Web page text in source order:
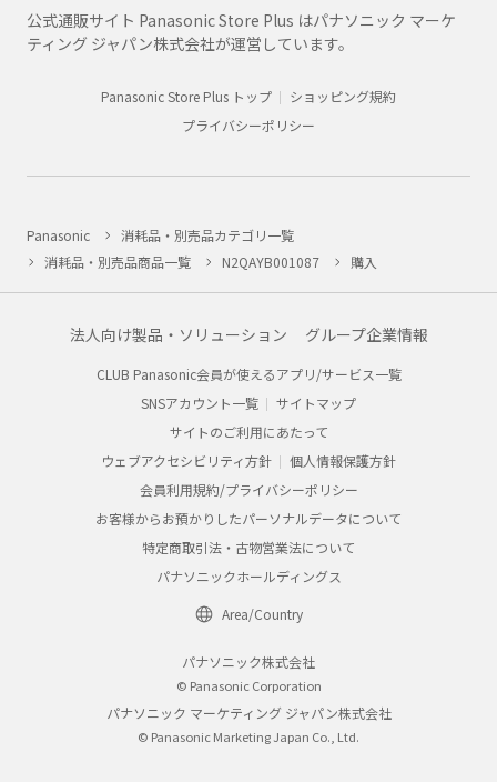
公式通販サイト Panasonic Store Plus はパナソニック マーケ
ティング ジャパン株式会社が運営しています。
Panasonic Store Plus トップ
ショッピング規約
プライバシーポリシー
Panasonic
消耗品・別売品カテゴリ一覧
消耗品・別売品商品一覧
N2QAYB001087 購入
法人向け製品・ソリューション グループ企業情報
CLUB Panasonic会員が使えるアプリ/サービス一覧
SNSアカウント一覧
サイトマップ
サイトのご利用にあたって
ウェブアクセシビリティ方針
個人情報保護方針
会員利用規約/プライバシーポリシー
お客様からお預かりしたパーソナルデータについて
特定商取引法・古物営業法について
パナソニックホールディングス
Area/Country
パナソニック株式会社
© Panasonic Corporation
パナソニック マーケティング ジャパン株式会社
© Panasonic Marketing Japan Co., Ltd.